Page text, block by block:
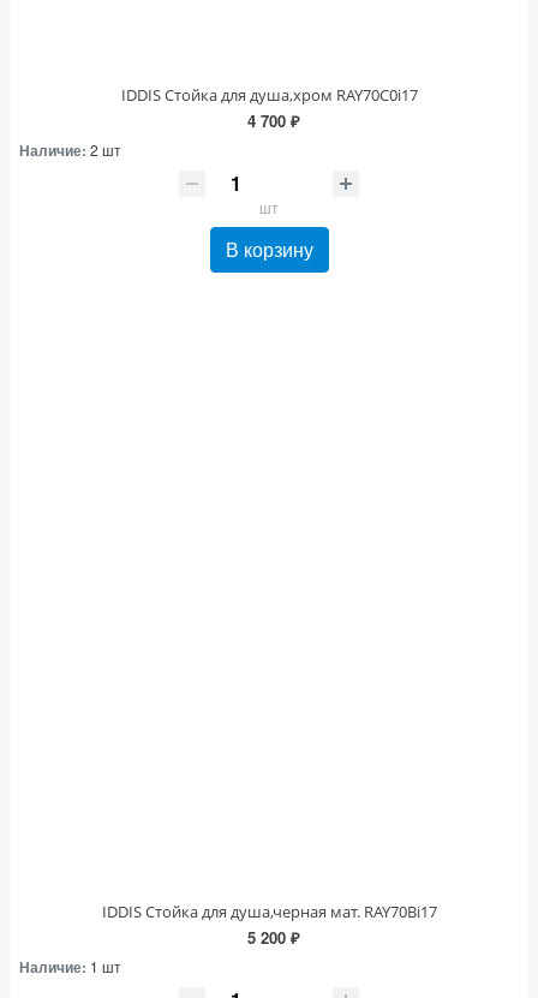
IDDIS Стойка для душа,хром RAY70C0i17
4 700 ₽
Наличие: 2 шт
шт
В корзину
IDDIS Стойка для душа,черная мат. RAY70Bi17
5 200 ₽
Наличие: 1 шт